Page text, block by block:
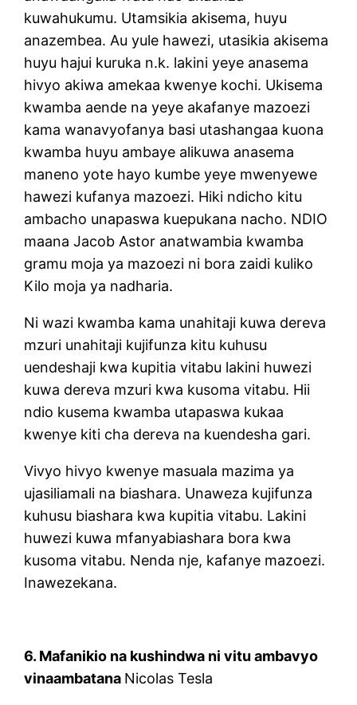
kuwahukumu. Utamsikia akisema, huyu
anazembea. Au yule hawezi, utasikia akisema
huyu hajui kuruka n.k. lakini yeye anasema
hivyo akiwa amekaa kwenye kochi. Ukisema
kwamba aende na yeye akafanye mazoezi
kama wanavyofanya basi utashangaa kuona
kwamba huyu ambaye alikuwa anasema
maneno yote hayo kumbe yeye mwenyewe
hawezi kufanya mazoezi. Hiki ndicho kitu
ambacho unapaswa kuepukana nacho. NDIO
maana Jacob Astor anatwambia kwamba
gramu moja ya mazoezi ni bora zaidi kuliko
Kilo moja ya nadharia.
Ni wazi kwamba kama unahitaji kuwa dereva
mzuri unahitaji kujifunza kitu kuhusu
uendeshaji kwa kupitia vitabu lakini huwezi
kuwa dereva mzuri kwa kusoma vitabu. Hii
ndio kusema kwamba utapaswa kukaa
kwenye kiti cha dereva na kuendesha gari.
Vivyo hivyo kwenye masuala mazima ya
ujasiliamali na biashara. Unaweza kujifunza
kuhusu biashara kwa kupitia vitabu. Lakini
huwezi kuwa mfanyabiashara bora kwa
kusoma vitabu. Nenda nje, kafanye mazoezi.
Inawezekana.
6. Mafanikio na kushindwa ni vitu ambavyo
vinaambatana Nicolas Tesla